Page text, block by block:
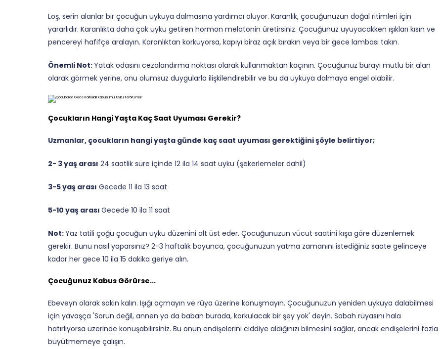
Loş, serin alanlar bir çocuğun uykuya dalmasına yardımcı oluyor. Karanlık, çocuğunuzun doğal ritimleri için
yararlıdır. Karanlıkta daha çok uyku getiren hormon melatonin üretirsiniz. Çocuğunuz uyuyacakken ışıkları kısın ve
pencereyi hafifçe aralayın. Karanlıktan korkuyorsa, kapıyı biraz açık bırakın veya bir gece lambası takın.
Önemli Not:Yatak odasını cezalandırma noktası olarak kullanmaktan kaçının. Çocuğunuz burayı mutlu bir alan
olarak görmek yerine, onu olumsuz duygularla ilişkilendirebilir ve bu da uykuya dalmaya engel olabilir.
Çocukların Hangi Yaşta Kaç Saat Uyuması Gerekir?
Uzmanlar, çocukların hangi yaşta günde kaç saat uyuması gerektiğini şöyle belirtiyor;
2- 3 yaş arası 24 saatlik süre içinde 12 ila 14 saat uyku (şekerlemeler dahil)
3-5 yaş arası Gecede 11 ila 13 saat
5-10 yaş arası Gecede 10 ila 11 saat
Not:Yaz tatili çoğu çocuğun uyku düzenini alt üst eder. Çocuğunuzun vücut saatini kışa göre düzenlemek
gerekir. Bunu nasıl yaparsınız? 2-3 haftalık boyunca, çocuğunuzun yatma zamanını istediğiniz saate gelinceye
kadar her gece 10 ila 15 dakika geriye alın.
Çocuğunuz Kabus Görürse...
Ebeveyn olarak sakin kalın. Işığı açmayın ve rüya üzerine konuşmayın. Çocuğunuzun yeniden uykuya dalabilmesi
için yavaşça 'Sorun değil, annen ya da baban burada, korkulacak bir şey yok' deyin. Sabah rüyasını hala
hatırlıyorsa üzerinde konuşabilirsiniz. Bu onun endişelerini ciddiye aldığınızı bilmesini sağlar, ancak endişelerini fazla
büyütmemeye çalışın.